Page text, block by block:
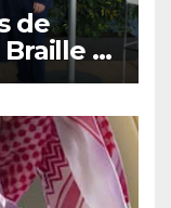
de
y
ganar